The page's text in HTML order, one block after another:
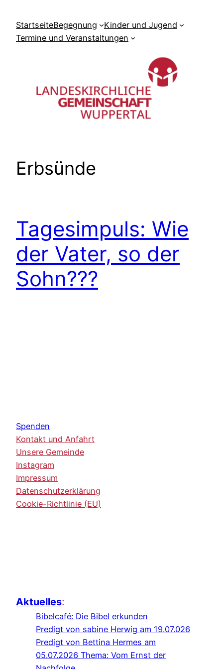
Inhalt
springen
StartseiteBegegnung
Kinder und Jugend
Termine und Veranstaltungen
Erbsünde
Tagesimpuls: Wie
der Vater, so der
Sohn???
Spenden
Kontakt und Anfahrt
Unsere Gemeinde
Instagram
Impressum
Datenschutzerklärung
Cookie-Richtlinie (EU)
Aktuelles:
Bibelcafé: Die Bibel erkunden
Predigt von sabine Herwig am 19.07.026
Predigt von Bettina Hermes am
05.07.2026 Thema: Vom Ernst der